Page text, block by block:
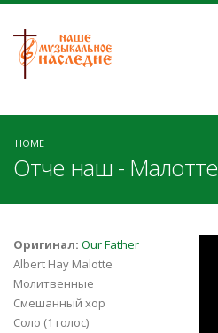
HOME
Отче наш - Малотте
Оригинал: Our Father
Albert Hay Malotte
Молитвенные
Смешанный хор
Соло (1 голос)